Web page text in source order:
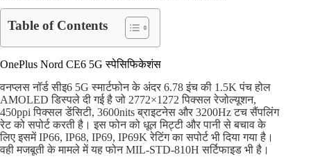
Table of Contents
OnePlus Nord CE6 5G स्पेसिफिकेशंस
वनप्लस नॉर्ड सीइ6 5G स्मार्टफोन के अंदर 6.78 इंच की 1.5K पंच होल
AMOLED डिस्पले दी गई है जो 2772×1272 पिक्सल रेजोल्यूशन,
450ppi पिक्सल डेंसिटी, 3600nits ब्राइटनेस और 3200Hz टच सैंपलिंग
रेट को सपोर्ट करती है। इस फोन को धूल मिट्टी और पानी से बचाव के
लिए इसमें IP66, IP68, IP69, IP69K रेटिंग का सपोर्ट भी दिया गया है।
वही मजबूती के मामले में यह फोन MIL-STD-810H सर्टिफाइड भी है।